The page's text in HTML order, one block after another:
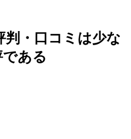
判・口コミは少な
ある